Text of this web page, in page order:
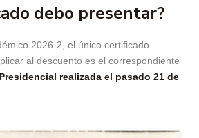
debo presentar?
2026-2, el único certificado
al descuento es el correspondiente
realizada el pasado 21 de